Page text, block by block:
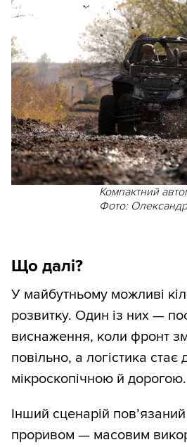
Компактний
Фото:
Що далі?
У майбутньому можливі
розвитку. Один із них —
виснаження, коли фронт
повільно, а логістика стає
мікроскопічною й дорогою.
Інший сценарій
проривом — масовим